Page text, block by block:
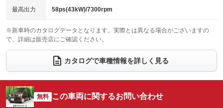
チップアップシート
：装備なし
：装備なし ：装備なし
ウォークスルー
：装備なし
電動リアゲート フロントカメラ
：装備なし
：装備なし ：装備なし
サイドカメラ
：装備なし ルーフレール
：装備なし
最高出力 58ps(43kW)/7300rpm
※新車時のカタログデータとなります。実際とは異なる場合がございますの
で、詳細は販売店にご確認ください。
カタログで車種情報を詳しく見る
無料 この車両に関するお問い合わせ